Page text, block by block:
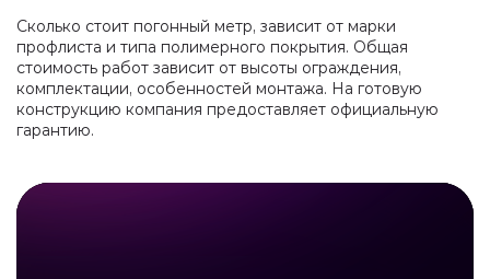
Сколько стоит погонный метр, зависит от марки
профлиста и типа полимерного покрытия. Общая
стоимость работ зависит от высоты ограждения,
комплектации, особенностей монтажа. На готовую
конструкцию компания предоставляет официальную
гарантию.